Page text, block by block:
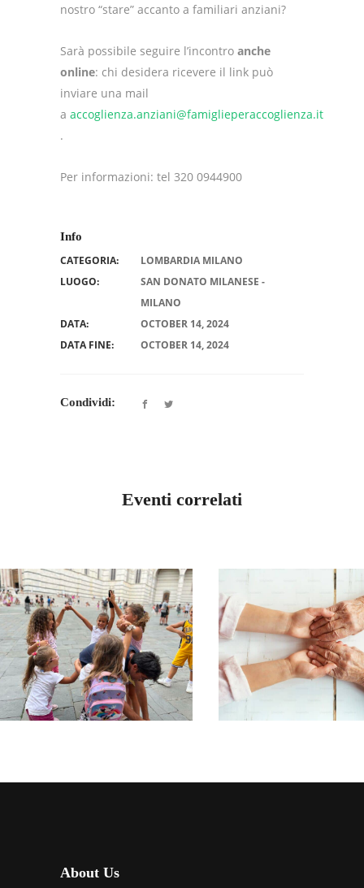
nostro “stare” accanto a familiari anziani?
Sarà possibile seguire l’incontro anche
online: chi desidera ricevere il link può
inviare una mail
a accoglienza.anziani@famiglieperaccoglienza.it
.
Per informazioni: tel 320 0944900
Info
CATEGORIA:
LOMBARDIA MILANO
LUOGO:
SAN DONATO MILANESE -
MILANO
DATA:
OCTOBER 14, 2024
DATA FINE:
OCTOBER 14, 2024
Condividi:
Eventi correlati
LOMBARDIA MILANO
CONVIVENZA DI
FINE ANNO
GIUGNO 14, 2026
LOMBARDIA
INCONTRO
GRUPPO
ANZIANI
About Us